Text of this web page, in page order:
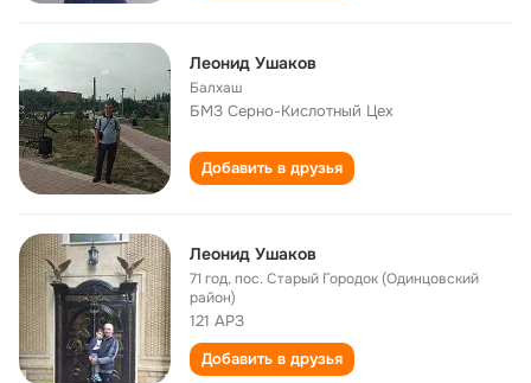
Леонид Ушаков
Балхаш
БМЗ Серно-Кислотный Цех
Добавить в друзья
Леонид Ушаков
71 год,пос. Старый Городок (Одинцовский
район)
121 АРЗ
Добавить в друзья